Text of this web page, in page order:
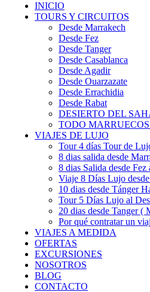
INICIO
TOURS Y CIRCUITOS
Desde Marrakech
Desde Fez
Desde Tanger
Desde Casablanca
Desde Agadir
Desde Ouarzazate
Desde Errachidia
Desde Rabat
DESIERTO DEL
TODO
VIAJES DE LUJO
Tour 4 días Tour de
8 dias salida desde
8 dias Salida desde Fez
Viaje 8 Días Lujo
10 dias desde Tánger
Tour 5 Días Lujo al
20 dias desde Tanger (
Por qué contratar un
VIAJES A MEDIDA
OFERTAS
EXCURSIONES
NOSOTROS
BLOG
CONTACTO